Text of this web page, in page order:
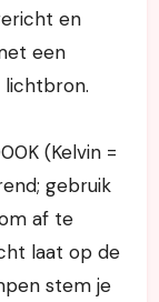
en
een
(Kelvin =
gebruik
af te
laat op de
stem je